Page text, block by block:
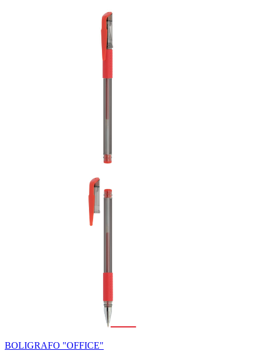
BOLIGRAFO "OFFICE"